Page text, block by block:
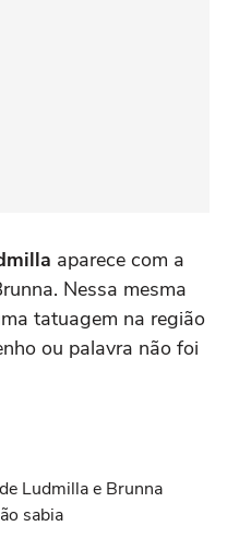
aparece com a
Nessa mesma
tatuagem na região
ou palavra não foi
Ludmilla e Brunna
sabia